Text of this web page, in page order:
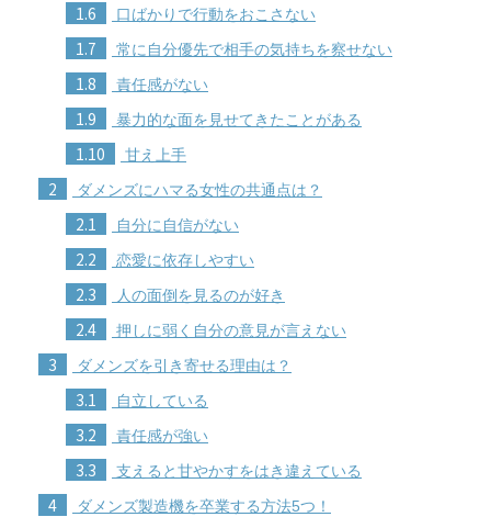
1.6 口ばかりで行動をおこさない
1.7 常に自分優先で相手の気持ちを察せない
1.8 責任感がない
1.9 暴力的な面を見せてきたことがある
1.10 甘え上手
2 ダメンズにハマる女性の共通点は？
2.1 自分に自信がない
2.2 恋愛に依存しやすい
2.3 人の面倒を見るのが好き
2.4 押しに弱く自分の意見が言えない
3 ダメンズを引き寄せる理由は？
3.1 自立している
3.2 責任感が強い
3.3 支えると甘やかすをはき違えている
4 ダメンズ製造機を卒業する方法5つ！